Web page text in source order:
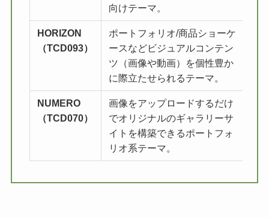
向けテーマ。
HORIZON
（TCD093）
ポートフォリオ/商品ショーケ
ースなどビジュアルコンテン
ツ（画像や動画）を個性豊か
に際立たせられるテーマ。
NUMERO
（TCD070）
画像をアップロードするだけ
でオリジナルのギャラリーサ
イトを構築できるポートフォ
リオ系テーマ。